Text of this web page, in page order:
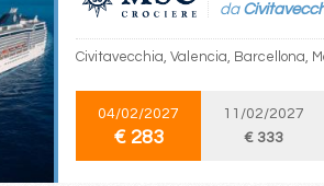
da
Civitavecchia, Valencia, Barcellona,
04/02/2027
€ 283
11/02/2027
€ 333